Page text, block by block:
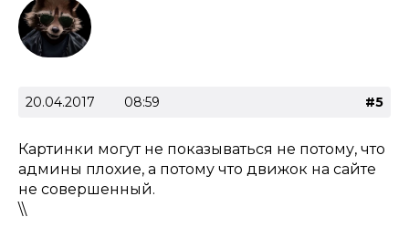
20.04.2017 08:59 #5
Картинки могут не показываться не потому, что
админы плохие, а потому что движок на сайте
не совершенный.
\\